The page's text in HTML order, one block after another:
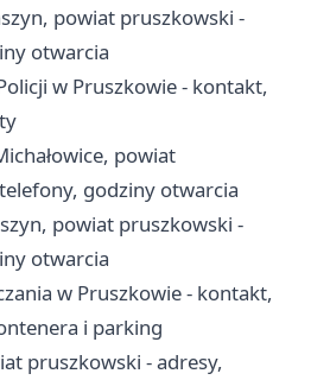
powiat pruszkowski -
otwarcia
w Pruszkowie - kontakt,
powiat
godziny otwarcia
powiat pruszkowski -
otwarcia
w Pruszkowie - kontakt,
i parking
pruszkowski - adresy,